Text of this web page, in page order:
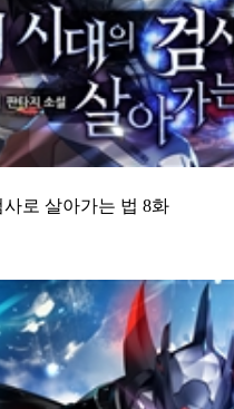
로 살아가는 법 8화